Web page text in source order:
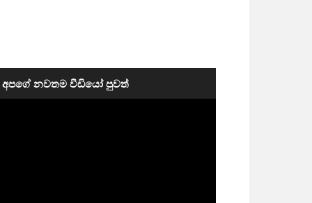
අපගේ නවතම වීඩියෝ පුවත්